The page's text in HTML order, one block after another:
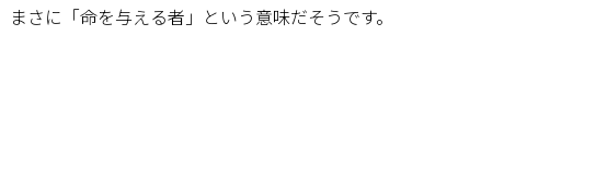
さに「命を与える者」という意味だそうです。